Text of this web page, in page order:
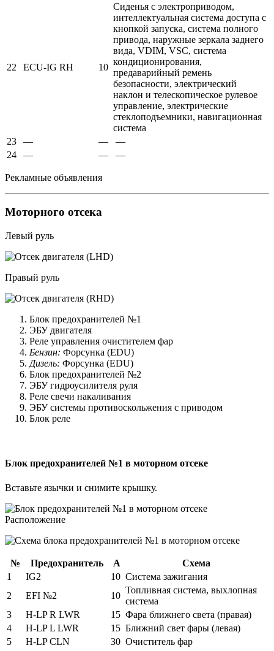
22 ECU-IG RH 10
Сиденья с электроприводом,
интеллектуальная система доступа с
кнопкой запуска, система полного
привода, наружные зеркала заднего
вида, VDIM, VSC, система
кондиционирования,
предаварийный ремень
безопасности, электрический
наклон и телескопическое рулевое
управление, электрические
стеклоподъемники, навигационная
система
23
— —
—
24
— — —
Рекламные объявления
Моторного отсека
Левый руль
Правый руль
Блок предохранителей №1
ЭБУ двигателя
Реле управления очистителем фар
Бензин: Форсунка (EDU)
Дизель: Форсунка (EDU)
Блок предохранителей №2
ЭБУ гидроусилителя руля
Реле свечи накаливания
ЭБУ системы противоскольжения с приводом
Блок реле
Блок предохранителей №1 в моторном отсеке
Вставьте язычки и снимите крышку.
№ Предохранитель А
Схема
1
IG2 10 Система зажигания
2
EFI №2 10
Топливная система, выхлопная
система
3
H-LP R LWR 15 Фара ближнего света (правая)
4
H-LP L LWR 15 Ближний свет фары (левая)
5
H-LP CLN 30 Очиститель фар